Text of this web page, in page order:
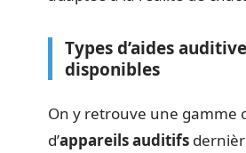
Types d’aides
disponibles
On y retrouve une gamme
d’appareils auditifs